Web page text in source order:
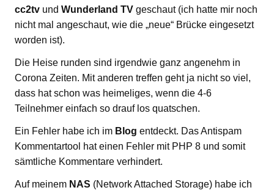
cc2tv und Wunderland TV geschaut (ich hatte mir noch
nicht mal angeschaut, wie die „neue“ Brücke eingesetzt
worden ist).
Die Heise runden sind irgendwie ganz angenehm in
Corona Zeiten. Mit anderen treffen geht ja nicht so viel,
dass hat schon was heimeliges, wenn die 4-6
Teilnehmer einfach so drauf los quatschen.
Ein Fehler habe ich im Blog entdeckt. Das Antispam
Kommentartool hat einen Fehler mit PHP 8 und somit
sämtliche Kommentare verhindert.
Auf meinem NAS (Network Attached Storage) habe ich